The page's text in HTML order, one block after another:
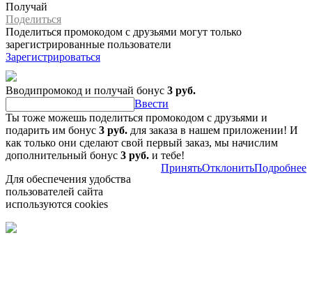
Получай
Поделиться
Поделиться промокодом с друзьями могут только
зарегистрированные пользователи
Зарегистрироваться
Вводипромокод и получай бонус 3 руб.
Ввести
Ты тоже можешь поделиться промокодом с друзьями и
подарить им бонус 3 руб. для заказа в нашем приложении! И
как только они сделают свой первый заказ, мы начислим
дополнительный бонус 3 руб. и тебе!
Для обеспечения удобства
пользователей сайта
используются cookies
ПринятьОтклонитьПодробнее